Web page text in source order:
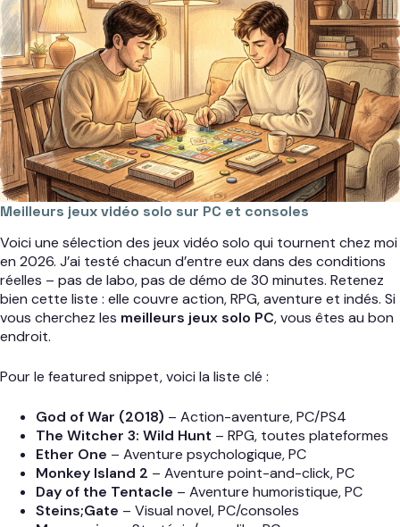
Meilleurs jeux vidéo solo sur PC et consoles
Voici une sélection des jeux vidéo solo qui tournent chez moi
en 2026. J’ai testé chacun d’entre eux dans des conditions
réelles – pas de labo, pas de démo de 30 minutes. Retenez
bien cette liste : elle couvre action, RPG, aventure et indés. Si
vous cherchez les meilleurs jeux solo PC, vous êtes au bon
endroit.
Pour le featured snippet, voici la liste clé :
God of War (2018) – Action-aventure, PC/PS4
The Witcher 3: Wild Hunt – RPG, toutes plateformes
Ether One – Aventure psychologique, PC
Monkey Island 2 – Aventure point-and-click, PC
Day of the Tentacle – Aventure humoristique, PC
Steins;Gate – Visual novel, PC/consoles